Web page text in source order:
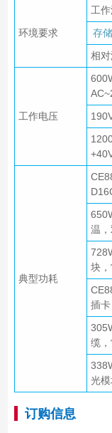
环境要求
工
存储
相
工作电压
典型功耗
温，
块，
插卡
缆，
光模
订购信息